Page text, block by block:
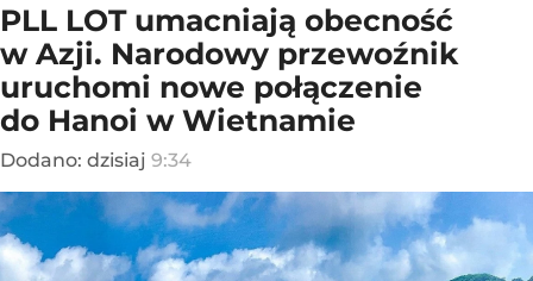
PLL LOT umacniają obecność
w Azji. Narodowy przewoźnik
uruchomi nowe połączenie
do Hanoi w Wietnamie
Dodano: dzisiaj 9:34